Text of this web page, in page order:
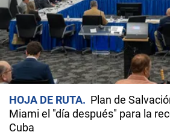
HOJA DE RUTA
Plan de
Miami el "día después" para la
Cuba